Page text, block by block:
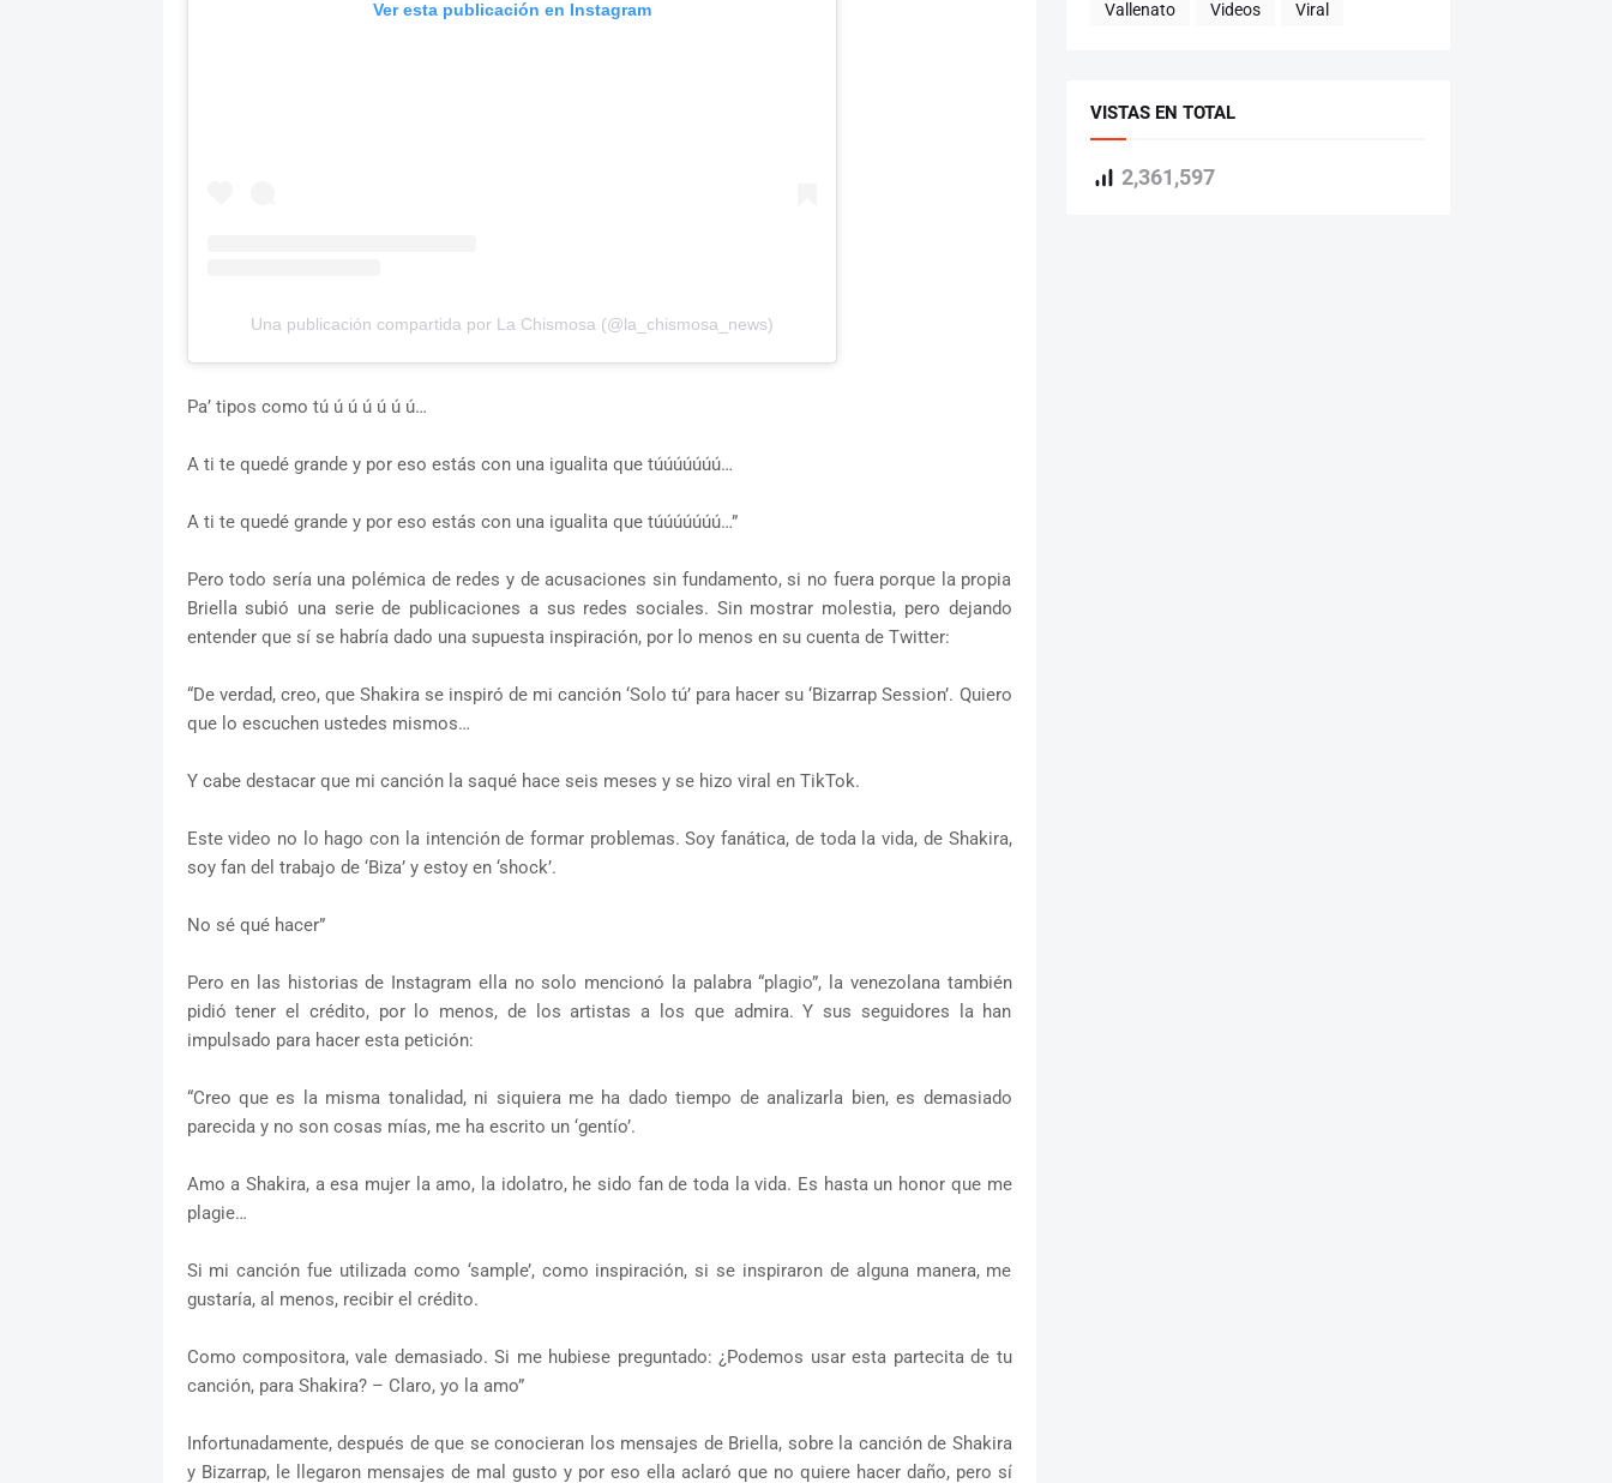
Ver esta publicación en Instagram
Una publicación compartida por La Chismosa (@la_chismosa_news)
Pa’ tipos como tú ú ú ú ú ú ú…
A ti te quedé grande y por eso estás con una igualita que túúúúúúú…
A ti te quedé grande y por eso estás con una igualita que túúúúúúú…”
Pero todo sería una polémica de redes y de acusaciones sin fundamento, si no fuera porque la propia
Briella subió una serie de publicaciones a sus redes sociales. Sin mostrar molestia, pero dejando
entender que sí se habría dado una supuesta inspiración, por lo menos en su cuenta de Twitter:
“De verdad, creo, que Shakira se inspiró de mi canción ‘Solo tú’ para hacer su ‘Bizarrap Session’. Quiero
que lo escuchen ustedes mismos…
Y cabe destacar que mi canción la saqué hace seis meses y se hizo viral en TikTok.
Este video no lo hago con la intención de formar problemas. Soy fanática, de toda la vida, de Shakira,
soy fan del trabajo de ‘Biza’ y estoy en ‘shock’.
No sé qué hacer”
Pero en las historias de Instagram ella no solo mencionó la palabra “plagio”, la venezolana también
pidió tener el crédito, por lo menos, de los artistas a los que admira. Y sus seguidores la han
impulsado para hacer esta petición:
“Creo que es la misma tonalidad, ni siquiera me ha dado tiempo de analizarla bien, es demasiado
parecida y no son cosas mías, me ha escrito un ‘gentío’.
Amo a Shakira, a esa mujer la amo, la idolatro, he sido fan de toda la vida. Es hasta un honor que me
plagie…
Si mi canción fue utilizada como ‘sample’, como inspiración, si se inspiraron de alguna manera, me
gustaría, al menos, recibir el crédito.
Como compositora, vale demasiado. Si me hubiese preguntado: ¿Podemos usar esta partecita de tu
canción, para Shakira? – Claro, yo la amo”
Infortunadamente, después de que se conocieran los mensajes de Briella, sobre la canción de Shakira
y Bizarrap, le llegaron mensajes de mal gusto y por eso ella aclaró que no quiere hacer daño, pero sí
Vallenato Videos Viral
VISTAS EN TOTAL
2,361,597